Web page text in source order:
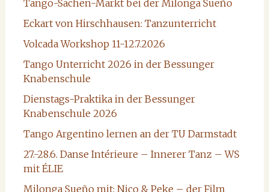
Tango-Sachen-Markt bei der Milonga Sueño
Eckart von Hirschhausen: Tanzunterricht
Volcada Workshop 11-12.7.2026
Tango Unterricht 2026 in der Bessunger
Knabenschule
Dienstags-Praktika in der Bessunger
Knabenschule 2026
Tango Argentino lernen an der TU Darmstadt
27.-28.6. Danse Intérieure – Innerer Tanz – WS
mit ÉLIE
Milonga Sueño mit: Nico & Peke – der Film